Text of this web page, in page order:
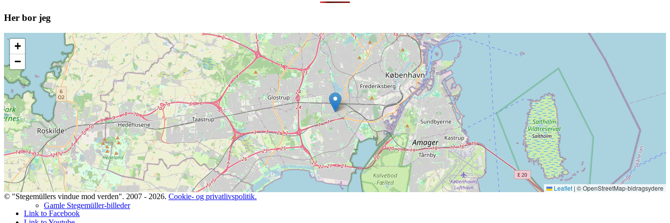
TNG-support
Database med TNG (tre sprog)
Gamle Stegemüller-billeder
Her bor jeg
+
−
Leaflet | © OpenStreetMap-bidragsydere
© "Stegemüllers vindue mod verden". 2007 - 2026. Cookie- og privatlivspolitik.
Link to Facebook